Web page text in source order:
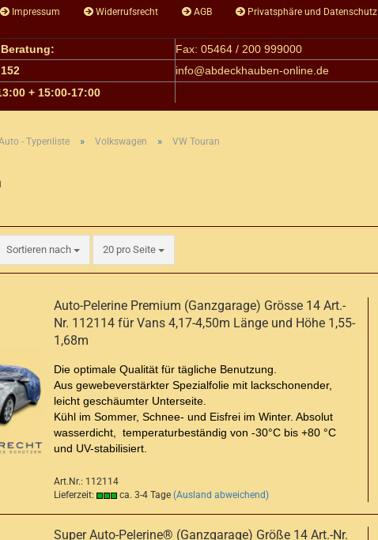
Impressum Widerrufsrecht AGB Privatsphäre und Datenschutz
Beratung:
Fax: 05464 / 200 999000
info@abdeckhauben-online.de
+ 15:00-17:00
- Typenliste » Volkswagen » VW Touran
Sortieren nach
Sortieren nach 20 pro Seite
pro Seite
Auto-Pelerine Premium (Ganzgarage) Grösse 14 Art.-
Nr. 112114 für Vans 4,17-4,50m Länge und Höhe 1,55-
1,68m
Die optimale Qualität für tägliche Benutzung.
Aus gewebeverstärkter Spezialfolie mit lackschonender,
leicht geschäumter Unterseite.
Kühl im Sommer, Schnee- und Eisfrei im Winter. Absolut
wasserdicht, temperaturbeständig von -30°C bis +80 °C
und UV-stabilisiert.
Art.Nr.: 112114
Lieferzeit:
ca. 3-4 Tage (Ausland abweichend)
Super Auto-Pelerine® (Ganzgarage) Größe 14 Art.-Nr.